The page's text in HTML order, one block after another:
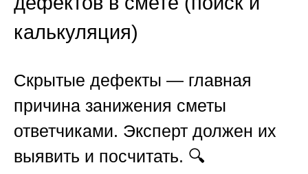
калькуляция)
Скрытые дефекты — главная
причина занижения сметы
ответчиками. Эксперт должен их
выявить и посчитать. 🔍